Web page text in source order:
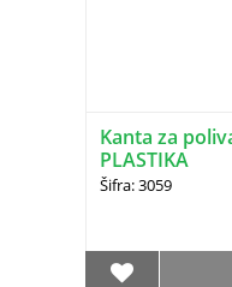
Kanta za
PLASTIKA
Šifra: 3059